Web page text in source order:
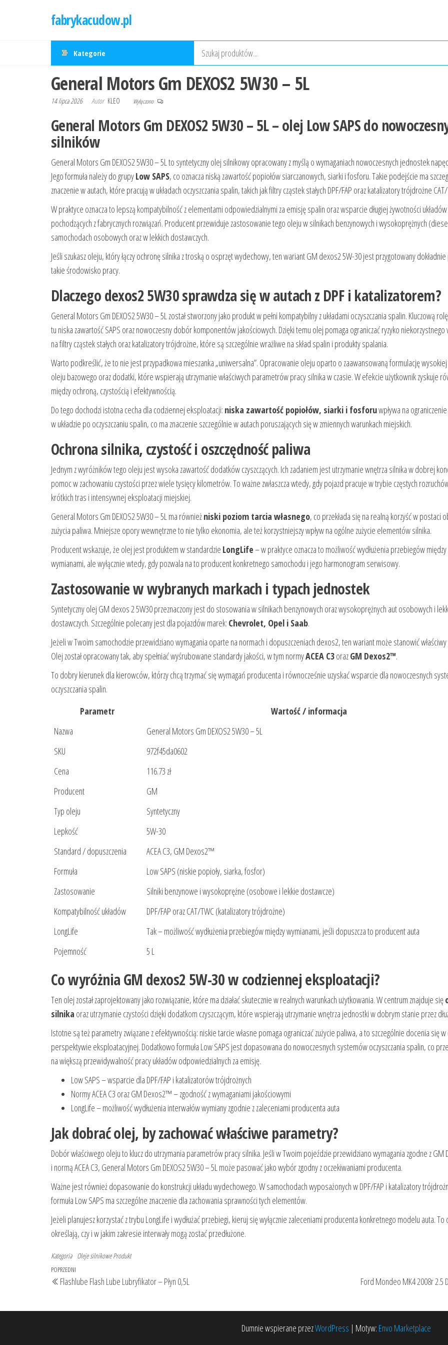
fabrykacudow.pl
Kategorie
General Motors Gm DEXOS2 5W30 – 5L
14 lipca 2026 Autor KLEO Wyłączono
General Motors Gm DEXOS2 5W30 – 5L – olej Low SAPS do
silników
General Motors Gm DEXOS2 5W30 – 5L to syntetyczny olej silnikowy opracowany z myślą o wymaganiach nowoczesnych jednostek
Jego formuła należy do grupyLow SAPS, co oznacza niską zawartość popiołów siarczanowych, siarki i fosforu. Takie podejście ma
znaczenie w autach, które pracują w układach oczyszczania spalin, takich jak filtry cząstek stałych DPF/FAP oraz katalizatory trójdrożne
W praktyce oznacza to lepszą kompatybilność z elementami odpowiedzialnymi za emisję spalin oraz wsparcie długiej żywotności układów
pochodzących z fabrycznych rozwiązań. Producent przewiduje zastosowanie tego oleju w silnikach benzynowych i wysokoprężnych
samochodach osobowych oraz w lekkich dostawczych.
Jeśli szukasz oleju, który łączy ochronę silnika z troską o osprzęt wydechowy, ten wariant GM dexos2 5W-30 jest przygotowany
takie środowisko pracy.
Dlaczego dexos2 5W30 sprawdza się w autach z DPF i katalizatorem?
General Motors Gm DEXOS2 5W30 – 5L został stworzony jako produkt w pełni kompatybilny z układami oczyszczania spalin. Kluczową
tu niska zawartość SAPS oraz nowoczesny dobór komponentów jakościowych. Dzięki temu olej pomaga ograniczać ryzyko niekorzystnego
na filtry cząstek stałych oraz katalizatory trójdrożne, które są szczególnie wrażliwe na skład spalin i produkty spalania.
Warto podkreślić, że to nie jest przypadkowa mieszanka „uniwersalna”. Opracowanie oleju oparto o zaawansowaną formulację
oleju bazowego oraz dodatki, które wspierają utrzymanie właściwych parametrów pracy silnika w czasie. W efekcie użytkownik zyskuje
między ochroną, czystością i efektywnością.
Do tego dochodzi istotna cecha dla codziennej eksploatacji: niska zawartość popiołów, siarki i fosforuwpływa na
w układzie po oczyszczaniu spalin, co ma znaczenie szczególnie w autach poruszających się w zmiennych warunkach miejskich.
Ochrona silnika, czystość i oszczędność paliwa
Jednym z wyróżników tego oleju jest wysoka zawartość dodatków czyszczących. Ich zadaniem jest utrzymanie wnętrza silnika w dobrej
pomoc w zachowaniu czystości przez wiele tysięcy kilometrów. To ważne zwłaszcza wtedy, gdy pojazd pracuje w trybie częstych
krótkich tras i intensywnej eksploatacji miejskiej.
General Motors Gm DEXOS2 5W30 – 5L ma równieżniski poziom tarcia własnego, co przekłada się na realną korzyść w postaci
zużycia paliwa. Mniejsze opory wewnętrzne to nie tylko ekonomia, ale też korzystniejszy wpływ na ogólne zużycie elementów silnika.
Producent wskazuje, że olej jest produktem w standardzie LongLife– w praktyce oznacza to możliwość wydłużenia przebiegów między
wymianami, ale wyłącznie wtedy, gdy pozwala na to producent konkretnego samochodu i jego harmonogram serwisowy.
Zastosowanie w wybranych markach i typach jednostek
Syntetyczny olej GM dexos 2 5W30 przeznaczony jest do stosowania w silnikach benzynowych oraz wysokoprężnych aut osobowych i
dostawczych. Szczególnie polecany jest dla pojazdów marek: Chevrolet, Opel i Saab.
Jeżeli w Twoim samochodzie przewidziano wymagania oparte na normach i dopuszczeniach dexos2, ten wariant może stanowić
Olej został opracowany tak, aby spełniać wyśrubowane standardy jakości, w tym normyACEA C3orazGM Dexos2™.
To dobry kierunek dla kierowców, którzy chcą trzymać się wymagań producenta i równocześnie uzyskać wsparcie dla nowoczesnych
oczyszczania spalin.
Parametr
Wartość / informacja
Nazwa
General Motors Gm DEXOS2 5W30 – 5L
SKU
972f45da0602
Cena
116.73 zł
Producent
GM
Typ oleju
Syntetyczny
Lepkość
5W-30
Standard / dopuszczenia
ACEA C3, GM Dexos2™
Formuła
Low SAPS (niskie popioły, siarka, fosfor)
Zastosowanie
Silniki benzynowe i wysokoprężne (osobowe i lekkie dostawcze)
Kompatybilność układów
DPF/FAP oraz CAT/TWC (katalizatory trójdrożne)
LongLife
Tak – możliwość wydłużenia przebiegów między wymianami, jeśli dopuszcza to producent auta
Pojemność
5 L
Co wyróżnia GM dexos2 5W-30 w codziennej eksploatacji?
Ten olej został zaprojektowany jako rozwiązanie, które ma działać skutecznie w realnych warunkach użytkowania. W centrum znajduje się
silnika oraz utrzymanie czystości dzięki dodatkom czyszczącym, które wspierają utrzymanie wnętrza jednostki w dobrym stanie przez
Istotne są też parametry związane z efektywnością: niskie tarcie własne pomaga ograniczać zużycie paliwa, a to szczególnie docenia się w
perspektywie eksploatacyjnej. Dodatkowo formuła Low SAPS jest dopasowana do nowoczesnych systemów oczyszczania spalin, co
na większą przewidywalność pracy układów odpowiedzialnych za emisję.
Low SAPS – wsparcie dla DPF/FAP i katalizatorów trójdrożnych
Normy ACEA C3 oraz GM Dexos2™ – zgodność z wymaganiami jakościowymi
LongLife – możliwość wydłużenia interwałów wymiany zgodnie z zaleceniami producenta auta
Jak dobrać olej, by zachować właściwe parametry?
Dobór właściwego oleju to klucz do utrzymania parametrów pracy silnika. Jeśli w Twoim pojeździe przewidziano wymagania zgodne z
i normą ACEA C3, General Motors Gm DEXOS2 5W30 – 5L może pasować jako wybór zgodny z oczekiwaniami producenta.
Ważne jest również dopasowanie do konstrukcji układu wydechowego. W samochodach wyposażonych w DPF/FAP i katalizatory
formuła Low SAPS ma szczególne znaczenie dla zachowania sprawności tych elementów.
Jeżeli planujesz korzystać z trybu LongLife i wydłużać przebiegi, kieruj się wyłącznie zaleceniami producenta konkretnego modelu auta. To
określają, czy i w jakim zakresie interwały mogą zostać przedłużone.
Kategoria Oleje silnikowe Produkt
Nawigacja
wpisu
Poprzedni
wpis
POPRZEDNI
Flashlube Flash Lube Lubryfikator – Płyn 0,5L Ford Mondeo MK4 2008r 2.5
Dumnie wspierane przezWordPress | Motyw: Envo Marketplace